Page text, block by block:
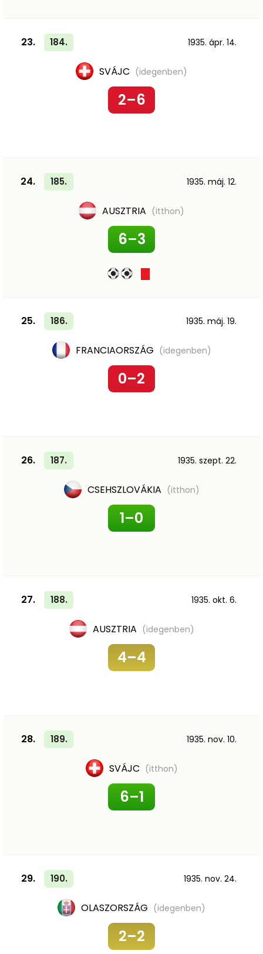
23. 184. 1935. ápr. 14.
SVÁJC (idegenben)
2–6
24. 185. 1935. máj. 12.
AUSZTRIA (itthon)
6–3
25. 186. 1935. máj. 19.
FRANCIAORSZÁG (idegenben)
0–2
26. 187. 1935. szept. 22.
CSEHSZLOVÁKIA (itthon)
1–0
27. 188. 1935. okt. 6.
AUSZTRIA (idegenben)
4–4
28. 189. 1935. nov. 10.
SVÁJC (itthon)
6–1
29. 190. 1935. nov. 24.
OLASZORSZÁG (idegenben)
2–2